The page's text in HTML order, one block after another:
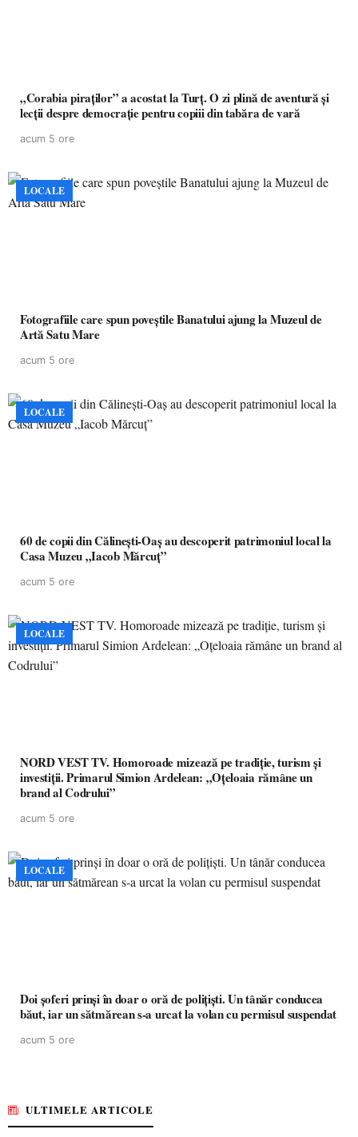
„Corabia piraților” a acostat la Turț. O zi plină de aventură și
lecții despre democrație pentru copiii din tabăra de vară
acum 5 ore
LOCALE
Fotografiile care spun poveștile Banatului ajung la Muzeul de
Artă Satu Mare
acum 5 ore
LOCALE
60 de copii din Călinești-Oaș au descoperit patrimoniul local la
Casa Muzeu „Iacob Mărcuț”
acum 5 ore
LOCALE
NORD VEST TV. Homoroade mizează pe tradiție, turism și
investiții. Primarul Simion Ardelean: „Oțeloaia rămâne un
brand al Codrului”
acum 5 ore
LOCALE
Doi șoferi prinși în doar o oră de polițiști. Un tânăr conducea
băut, iar un sătmărean s-a urcat la volan cu permisul suspendat
acum 5 ore
ULTIMELE ARTICOLE